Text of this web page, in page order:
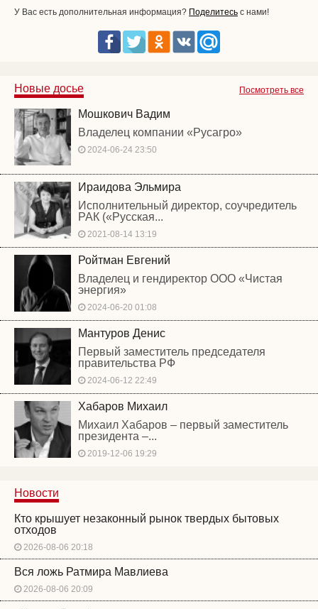
У Вас есть дополнительная информация? Поделитесь с нами!
Посмотреть все
Новые досье
Мошкович Вадим
Владелец компании «Русагро»
2024-06-24 23:50
Ираидова Эльмира
Исполнительный директор, соучредитель
РАК («Русская...
2021-08-14 13:19
Ройтман Евгений
Владелец и гендиректор ООО «Чистая
энергия»
2024-06-20 01:08
Мантуров Денис
Первый заместитель председателя
правительства РФ
2024-06-12 22:49
Хабаров Михаил
Михаил Хабаров – первый заместитель
президента –...
2019-12-06 19:29
Новости
Кто крышует незаконный рынок твердых бытовых
отходов
2026-08-06 20:18
Вся ложь Ратмира Мавлиева
2026-08-06 20:09